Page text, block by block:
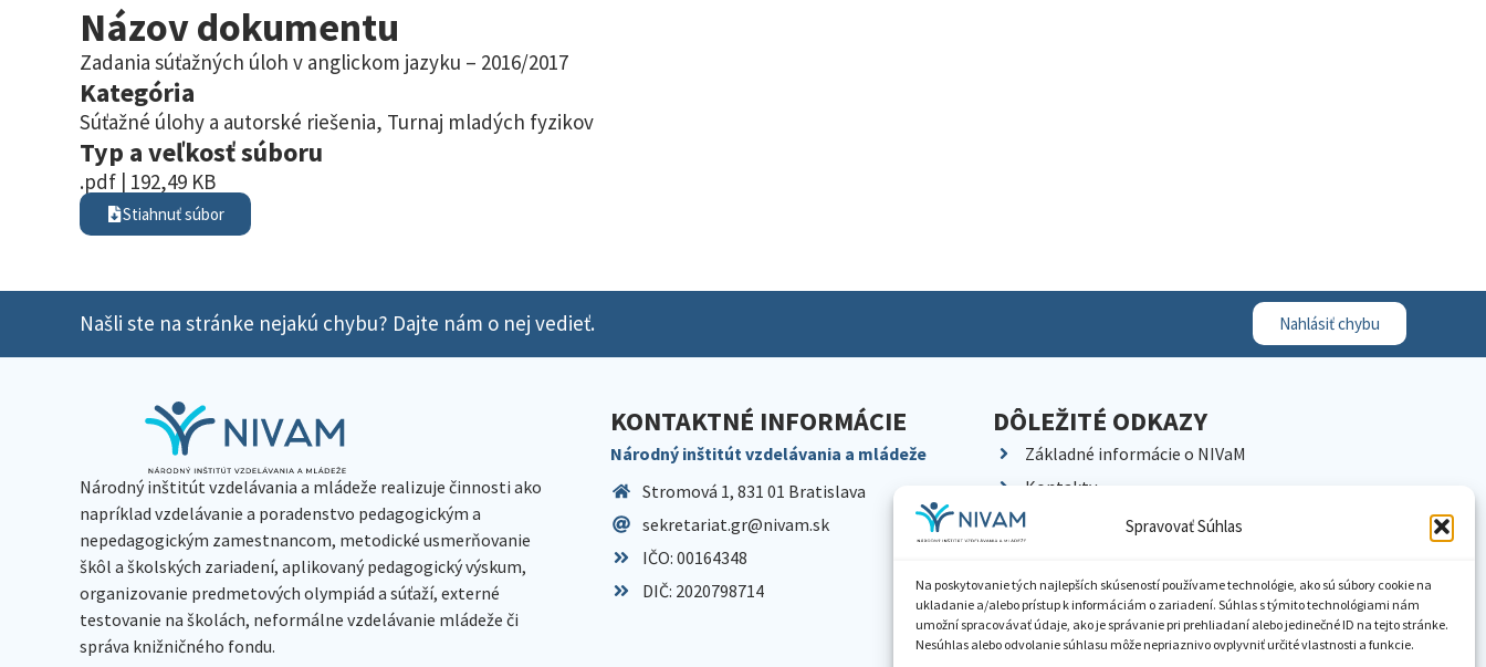
Spravovať Súhlas
Na poskytovanie tých najlepších skúseností používame technológie, ako sú súbory cookie na
ukladanie a/alebo prístup k informáciám o zariadení. Súhlas s týmito technológiami nám
umožní spracovávať údaje, ako je správanie pri prehliadaní alebo jedinečné ID na tejto stránke.
Nesúhlas alebo odvolanie súhlasu môže nepriaznivo ovplyvniť určité vlastnosti a funkcie.
Názov dokumentu
Zadania súťažných úloh v anglickom jazyku – 2016/2017
Kategória
Súťažné úlohy a autorské riešenia, Turnaj mladých fyzikov
Typ a veľkosť súboru
.pdf | 192,49 KB
Stiahnuť súbor
Našli ste na stránke nejakú chybu? Dajte nám o nej vedieť. Nahlásiť chybu
Národný inštitút vzdelávania a mládeže realizuje činnosti ako
napríklad vzdelávanie a poradenstvo pedagogickým a
nepedagogickým zamestnancom, metodické usmerňovanie
škôl a školských zariadení, aplikovaný pedagogický výskum,
organizovanie predmetových olympiád a súťaží, externé
testovanie na školách, neformálne vzdelávanie mládeže či
správa knižničného fondu.
KONTAKTNÉ INFORMÁCIE
Národný inštitút vzdelávania a mládeže
Stromová 1, 831 01 Bratislava
sekretariat.gr@nivam.sk
IČO: 00164348
DIČ: 2020798714
DÔLEŽITÉ ODKAZY
Základné informácie o NIVaM
Kontakty
Kariéra
Pracoviská NIVaM
Dokumenty inštitúcie
Knižnica